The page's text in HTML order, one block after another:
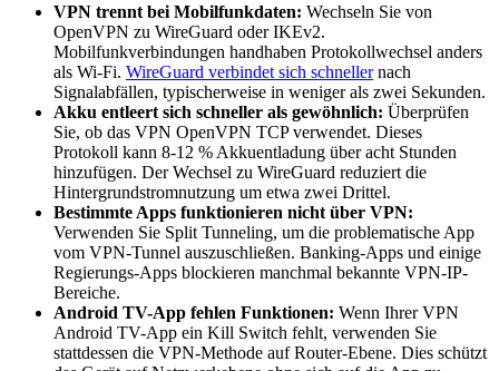
VPN trennt bei Mobilfunkdaten: Wechseln Sie von
OpenVPN zu WireGuard oder IKEv2.
Mobilfunkverbindungen handhaben Protokollwechsel anders
als Wi-Fi. WireGuard verbindet sich schnellernach
Signalabfällen, typischerweise in weniger als zwei Sekunden.
Akku entleert sich schneller als gewöhnlich: Überprüfen
Sie, ob das VPN OpenVPN TCP verwendet. Dieses
Protokoll kann 8-12 % Akkuentladung über acht Stunden
hinzufügen. Der Wechsel zu WireGuard reduziert die
Hintergrundstromnutzung um etwa zwei Drittel.
Bestimmte Apps funktionieren nicht über VPN:
Verwenden Sie Split Tunneling, um die problematische App
vom VPN-Tunnel auszuschließen. Banking-Apps und einige
Regierungs-Apps blockieren manchmal bekannte VPN-IP-
Bereiche.
Android TV-App fehlen Funktionen: Wenn Ihrer VPN
Android TV-App ein Kill Switch fehlt, verwenden Sie
stattdessen die VPN-Methode auf Router-Ebene. Dies schützt